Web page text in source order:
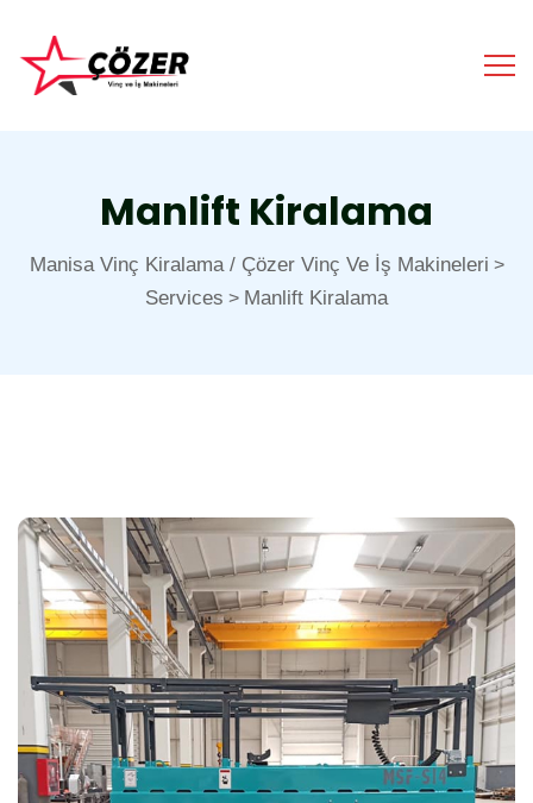
Manlift Kiralama
Manisa Vinç Kiralama / Çözer Vinç Ve İş Makineleri >
Services > Manlift Kiralama